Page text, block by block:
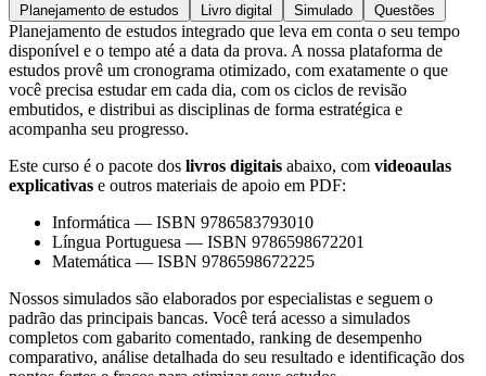
Planejamento de estudos Livro digital Simulado Questões
Planejamento de estudos integrado que leva em conta o seu tempo
disponível e o tempo até a data da prova. A nossa plataforma de
estudos provê um cronograma otimizado, com exatamente o que
você precisa estudar em cada dia, com os ciclos de revisão
embutidos, e distribui as disciplinas de forma estratégica e
acompanha seu progresso.
Este curso é o pacote dos livros digitais abaixo, com videoaulas
explicativas e outros materiais de apoio em PDF:
Informática — ISBN 9786583793010
Língua Portuguesa — ISBN 9786598672201
Matemática — ISBN 9786598672225
Nossos simulados são elaborados por especialistas e seguem o
padrão das principais bancas. Você terá acesso a simulados
completos com gabarito comentado, ranking de desempenho
comparativo, análise detalhada do seu resultado e identificação dos